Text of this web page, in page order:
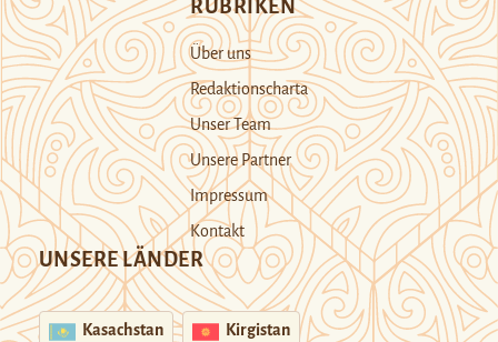
RUBRIKEN
Über uns
Redaktionscharta
Unser Team
Unsere Partner
Impressum
Kontakt
UNSERE LÄNDER
Kasachstan Kirgistan